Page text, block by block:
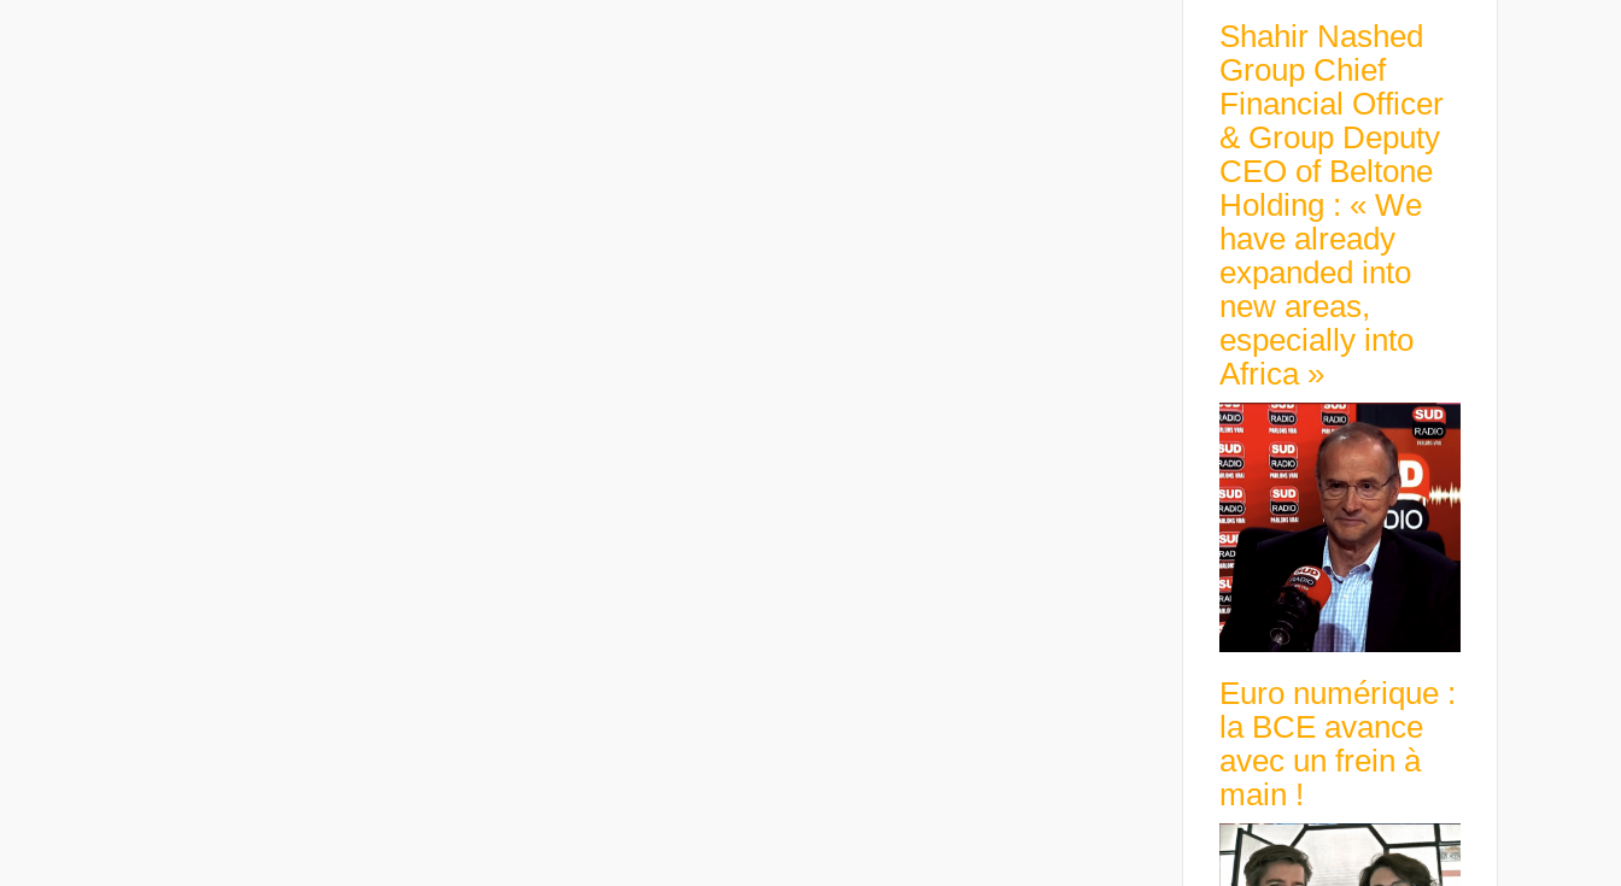
Shahir Nashed
Group Chief
Financial Officer
& Group Deputy
CEO of Beltone
Holding : « We
have already
expanded into
new areas,
especially into
Africa »
Euro numérique :
la BCE avance
avec un frein à
main !